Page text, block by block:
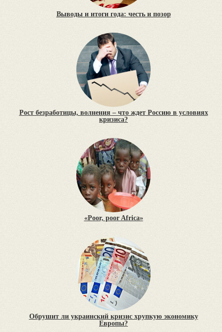
Выводы и итоги года: честь и позор
Рост безработицы, волнения – что ждет Россию в условиях
кризиса?
«Poor, poor Africa»
Обрушит ли украинский кризис хрупкую экономику
Европы?